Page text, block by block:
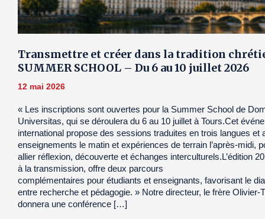
Transmettre et créer dans la tradition
SUMMER SCHOOL – Du 6 au 10 juillet 2026
12 mai 2026
« Les inscriptions sont ouvertes pour la Summer School de
Universitas, qui se déroulera du 6 au 10 juillet à Tours.Cet
international propose des sessions traduites en trois langues et
enseignements le matin et expériences de terrain l’après-midi,
allier réflexion, découverte et échanges interculturels.L’édition
à la transmission, offre deux parcours
complémentaires pour étudiants et enseignants, favorisant le
entre recherche et pédagogie. » Notre directeur, le frère Olivier-
donnera une conférence […]